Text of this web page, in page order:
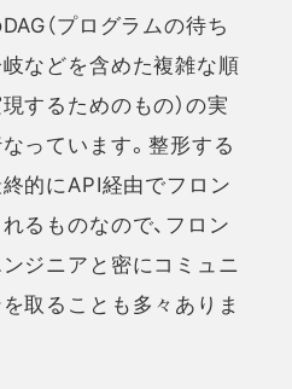
（プログラムの待ち
などを含めた複雑な順
するためのもの）の実
っています。整形する
的にAPI経由でフロン
るものなので、フロン
ジニアと密にコミュニ
取ることも多々ありま